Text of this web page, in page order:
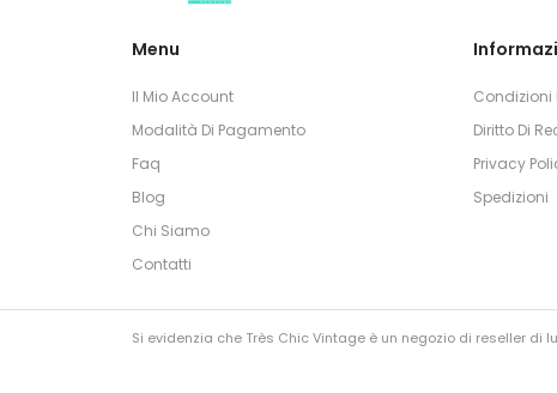
Menu
Il Mio Account
Modalità Di Pagamento
Faq
Blog
Chi Siamo
Contatti
Condizioni
Diritto Di
Privacy
Spedizioni
Si evidenzia che Très Chic Vintage è un negozio di reseller